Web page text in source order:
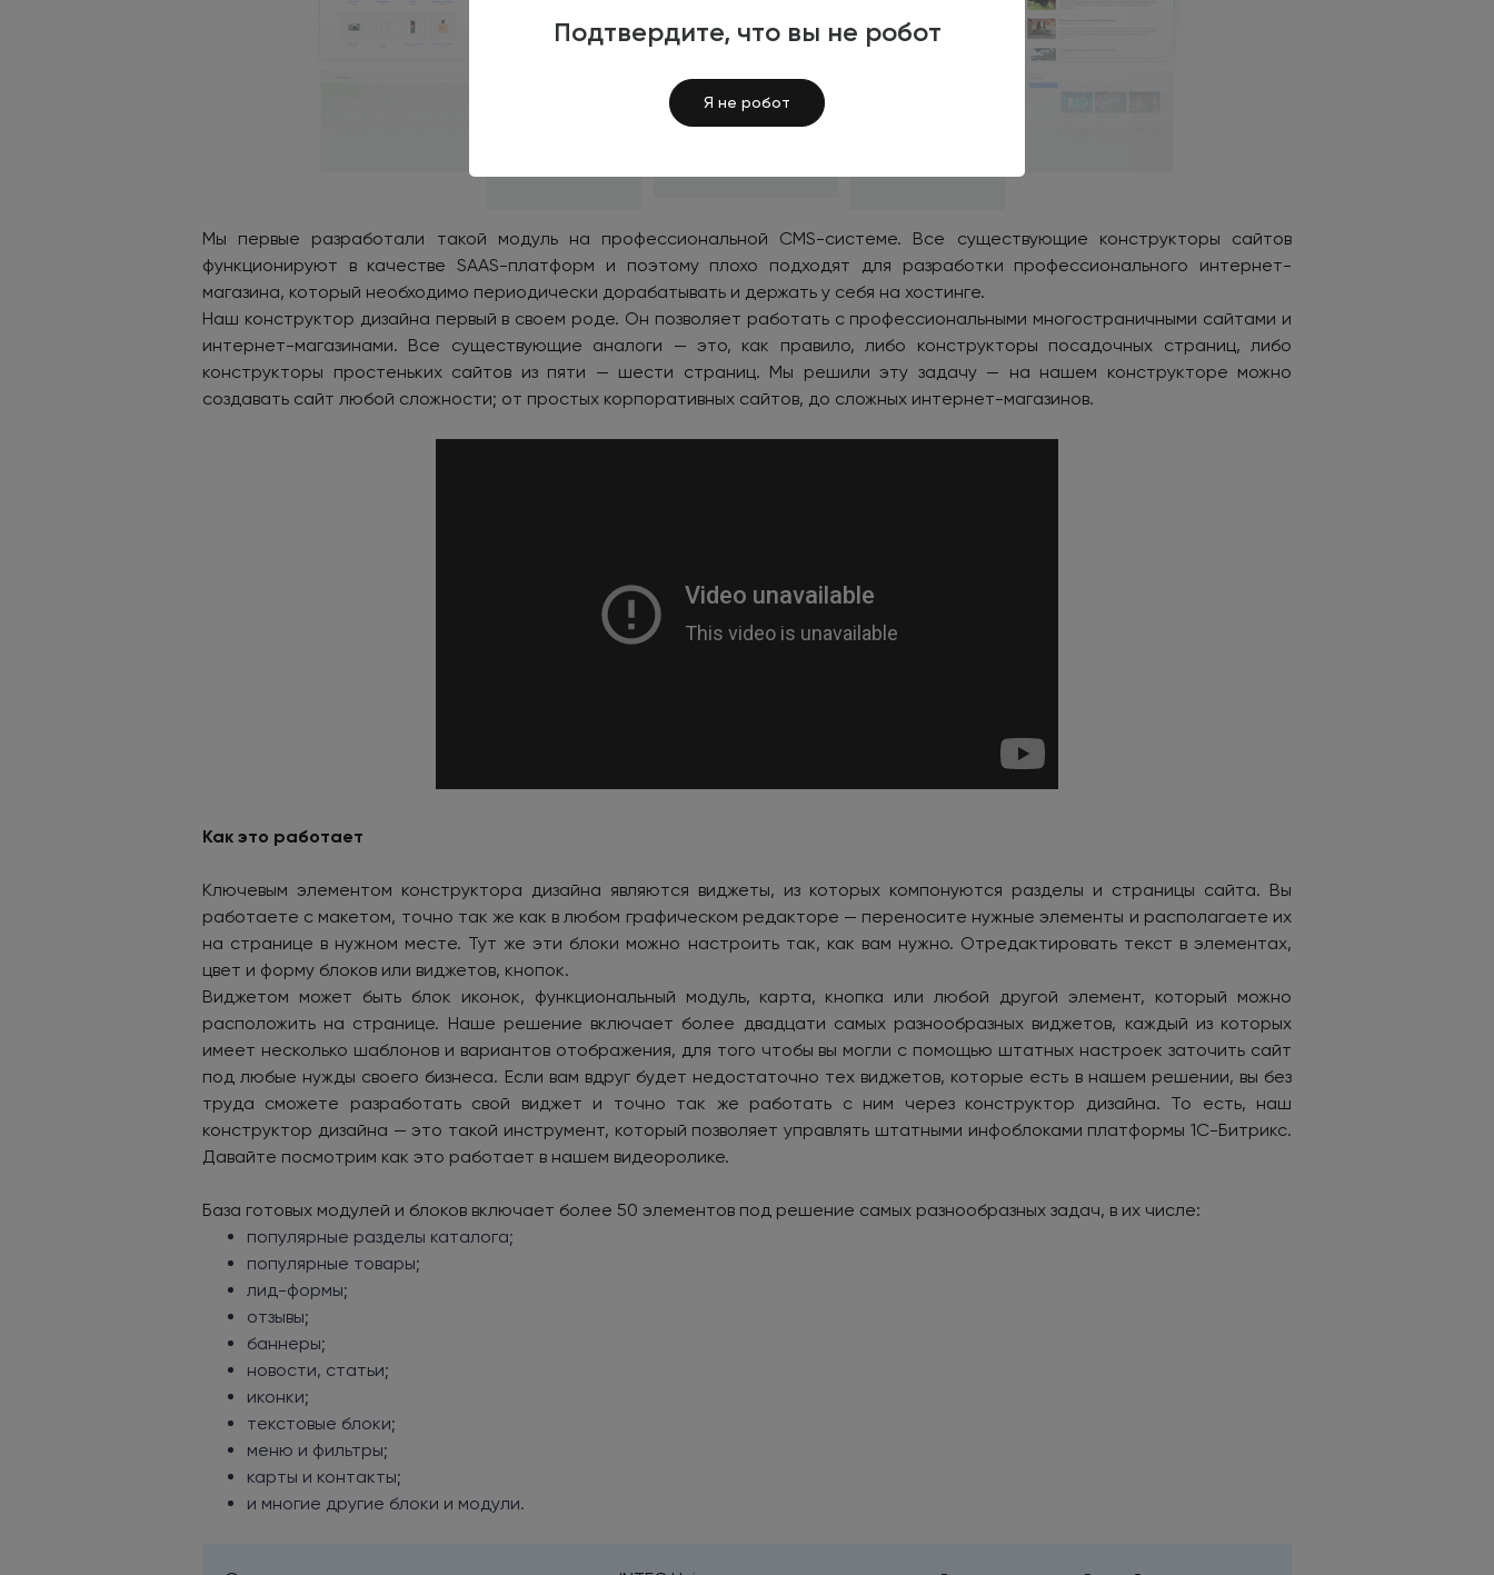
Подтвердите, что вы не робот
Я не робот
Мы первые разработали такой модуль на профессиональной CMS-системе. Все существующие конструкторы сайтов
функционируют в качестве SAAS-платформ и поэтому плохо подходят для разработки профессионального интернет-
магазина, который необходимо периодически дорабатывать и держать у себя на хостинге.
Наш конструктор дизайна первый в своем роде. Он позволяет работать с профессиональными многостраничными сайтами и
интернет-магазинами. Все существующие аналоги — это, как правило, либо конструкторы посадочных страниц, либо
конструкторы простеньких сайтов из пяти — шести страниц. Мы решили эту задачу — на нашем конструкторе можно
создавать сайт любой сложности; от простых корпоративных сайтов, до сложных интернет-магазинов.
Как это работает
Ключевым элементом конструктора дизайна являются виджеты, из которых компонуются разделы и страницы сайта. Вы
работаете с макетом, точно так же как в любом графическом редакторе — переносите нужные элементы и располагаете их
на странице в нужном месте. Тут же эти блоки можно настроить так, как вам нужно. Отредактировать текст в элементах,
цвет и форму блоков или виджетов, кнопок.
Виджетом может быть блок иконок, функциональный модуль, карта, кнопка или любой другой элемент, который можно
расположить на странице. Наше решение включает более двадцати самых разнообразных виджетов, каждый из которых
имеет несколько шаблонов и вариантов отображения, для того чтобы вы могли с помощью штатных настроек заточить сайт
под любые нужды своего бизнеса. Если вам вдруг будет недостаточно тех виджетов, которые есть в нашем решении, вы без
труда сможете разработать свой виджет и точно так же работать с ним через конструктор дизайна. То есть, наш
конструктор дизайна — это такой инструмент, который позволяет управлять штатными инфоблоками платформы 1С-Битрикс.
Давайте посмотрим как это работает в нашем видеоролике.
База готовых модулей и блоков включает более 50 элементов под решение самых разнообразных задач, в их числе:
популярные разделы каталога;
популярные товары;
лид-формы;
отзывы;
баннеры;
новости, статьи;
иконки;
текстовые блоки;
меню и фильтры;
карты и контакты;
и многие другие блоки и модули.